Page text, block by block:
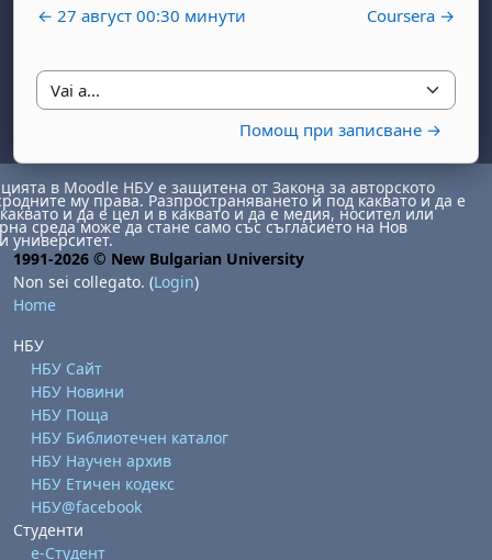
← 27 август 00:30 минути Coursera →
Vai a...
Помощ при записване →
1 agosto
domenica 2 agosto
14 agosto
15 agosto
domenica 16 agosto
21 agosto
22 agosto
domenica 23 agosto
28 agosto
29 agosto
domenica 30 agosto
в Moodle НБУ е защитена от Закона за авторското
му права. Разпространяването й под каквато и да е
и да е цел и в каквато и да е медия, носител или
среда може да стане само със съгласието на Нов
университет.
1991-2026 © New Bulgarian University
Non sei collegato. (Login)
Home
НБУ
НБУ Сайт
НБУ Новини
НБУ Поща
НБУ Библиотечен каталог
НБУ Научен архив
НБУ Етичен кодекс
НБУ@facebook
Студенти
е-Студент